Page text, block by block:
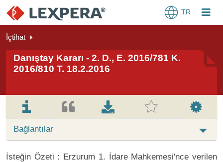
TR
İçtihat
Danıştay Kararı - 2. D., E. 2016/781 K.
2016/810 T. 18.2.2016
Bağlantılar
İsteğin Özeti : Erzurum 1. İdare Mahkemesi'nce verilen